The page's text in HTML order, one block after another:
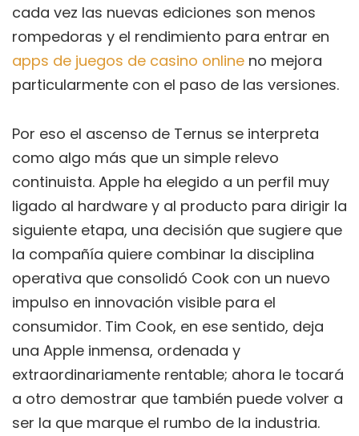
cada vez las nuevas ediciones son menos
rompedoras y el rendimiento para entrar en
apps de juegos de casino online no mejora
particularmente con el paso de las versiones.
Por eso el ascenso de Ternus se interpreta
como algo más que un simple relevo
continuista. Apple ha elegido a un perfil muy
ligado al hardware y al producto para dirigir la
siguiente etapa, una decisión que sugiere que
la compañía quiere combinar la disciplina
operativa que consolidó Cook con un nuevo
impulso en innovación visible para el
consumidor. Tim Cook, en ese sentido, deja
una Apple inmensa, ordenada y
extraordinariamente rentable; ahora le tocará
a otro demostrar que también puede volver a
ser la que marque el rumbo de la industria.